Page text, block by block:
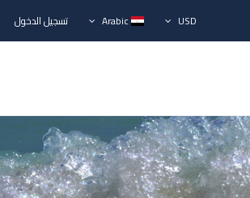
USD تسجيل الدخول